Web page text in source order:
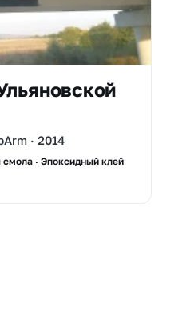
· 2014
· Эпоксидный клей